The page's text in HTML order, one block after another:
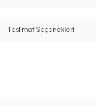
Teslimat Seçenekleri